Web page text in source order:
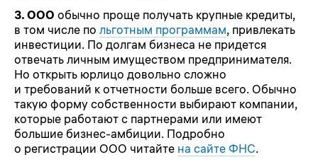
3. ООО обычно проще получать крупные кредиты,
в том числе по льготным программам, привлекать
инвестиции. По долгам бизнеса не придется
отвечать личным имуществом предпринимателя.
Но открыть юрлицо довольно сложно
и требований к отчетности больше всего. Обычно
такую форму собственности выбирают компании,
которые работают с партнерами или имеют
большие бизнес-амбиции. Подробно
о регистрации ООО читайте на сайте ФНС.